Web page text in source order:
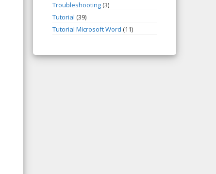
Troubleshooting (3)
Tutorial (39)
Tutorial Microsoft Word (11)